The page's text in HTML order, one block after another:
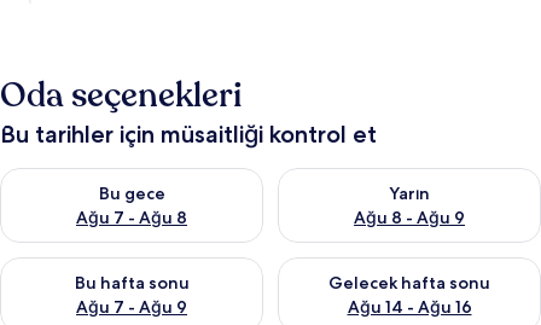
Oda seçenekleri
Bu tarihler için müsaitliği kontrol et
Bu gece
Ağu 7 - Ağu 8
Bu gece için müsaitliği kontrol et Ağu 7 - Ağu 8
Yarın
Ağu 8 - Ağu 9
Yarın için müsaitliği kontrol
Bu hafta sonu
Ağu 7 - Ağu 9
Bu hafta sonu için müsaitliği kontrol et Ağu 7 - Ağu 9
Gelecek hafta sonu
Ağu 14 - Ağu 16
Önümüzdeki hafta sonu için